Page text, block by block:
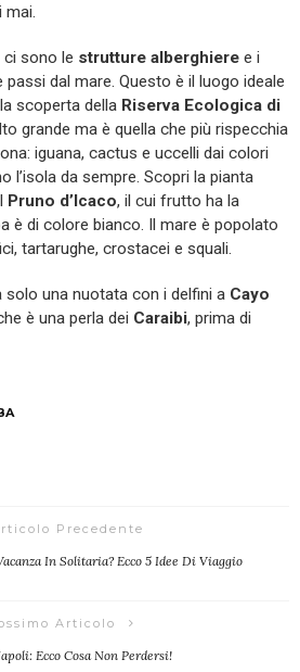
mai.
ci sono le strutture alberghiere e i
passi dal mare. Questo è il luogo ideale
scoperta della Riserva Ecologica di
grande ma è quella che più rispecchia
iguana, cactus e uccelli dai colori
l’isola da sempre. Scopri la pianta
Pruno d’Icaco, il cui frutto ha la
è di colore bianco. Il mare è popolato
tartarughe, crostacei e squali.
una nuotata con i delfini a Cayo
è una perla dei Caraibi, prima di
Precedente
In Solitaria? Ecco 5 Idee Di Viaggio
Articolo
Ecco Cosa Non Perdersi!